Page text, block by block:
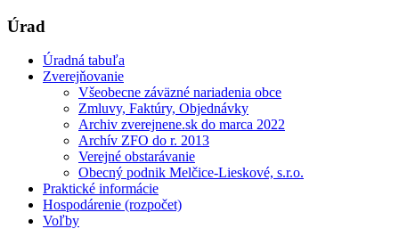
Úrad
Úradná tabuľa
Zverejňovanie
Všeobecne záväzné nariadenia obce
Zmluvy, Faktúry, Objednávky
Archiv zverejnene.sk do marca 2022
Archív ZFO do r. 2013
Verejné obstarávanie
Obecný podnik Melčice-Lieskové, s.r.o.
Praktické informácie
Hospodárenie (rozpočet)
Voľby